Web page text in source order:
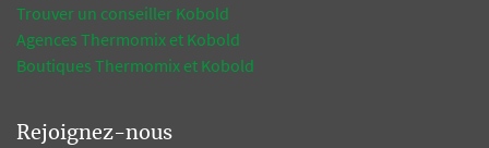
Trouver un conseiller Kobold
Agences Thermomix et Kobold
Boutiques Thermomix et Kobold
Rejoignez-nous